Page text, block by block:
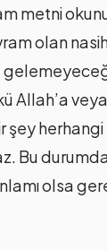
metni
olan
Allah’a
şey
Bu
olsa